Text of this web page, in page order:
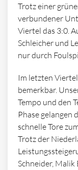
Trotz einer
verbundener
Viertel das 3:0.
Schleicher und
nur durch
Im letzten
bemerkbar.
Tempo und den
Phase gelangen
schnelle Tore
Trotz der
Schneider,